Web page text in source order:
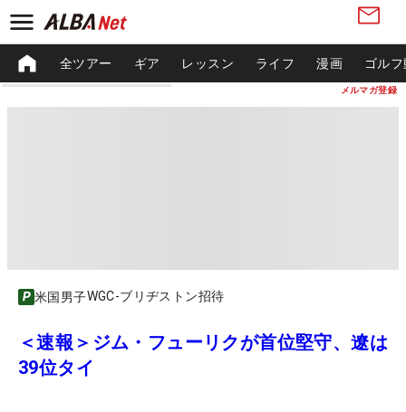
メルマガ登録
全ツアー ギア レッスン ライフ 漫画 ゴル
米国男子WGC-ブリヂストン招待
＜速報＞ジム・フューリクが首位堅守、遼は
39位タイ